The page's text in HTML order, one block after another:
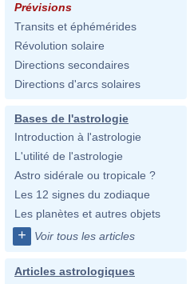
Prévisions
Transits et éphémérides
Révolution solaire
Directions secondaires
Directions d'arcs solaires
Bases de l'astrologie
Introduction à l'astrologie
L'utilité de l'astrologie
Astro sidérale ou tropicale ?
Les 12 signes du zodiaque
Les planètes et autres objets
+ Voir tous les articles
Articles astrologiques